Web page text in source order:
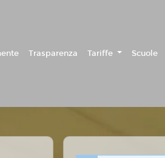
Trasparenza Tariffe Scuole